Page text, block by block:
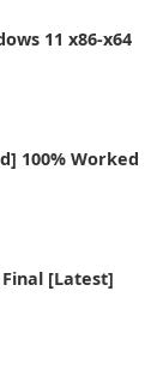
11 x86-x64
100% Worked
[Latest]